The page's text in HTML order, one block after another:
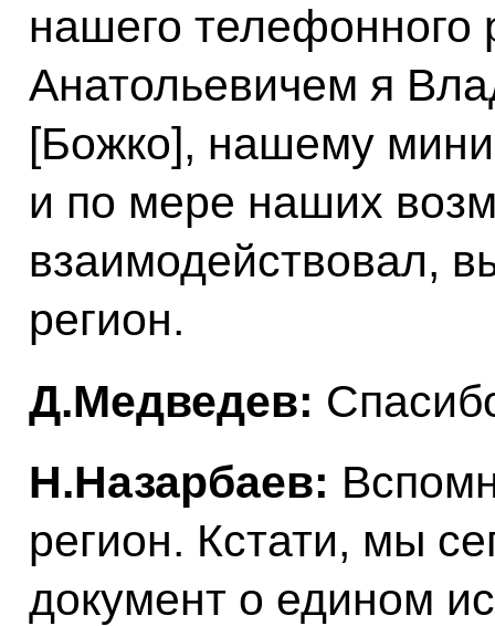
нашего телефонного
Анатольевичем я
[Божко], нашему
и по мере наших
взаимодействовал,
регион.
Д.Медведев:
Н.Назарбаев:
регион. Кстати, мы
документ о едином